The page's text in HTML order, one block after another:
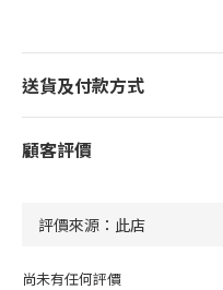
送貨及付款方式
顧客評價
尚未有任何評價